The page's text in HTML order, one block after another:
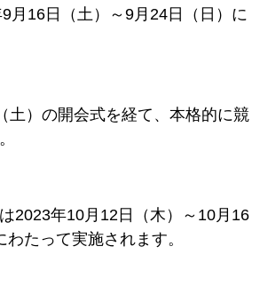
月16日（土）～9月24日（日）に
土）の開会式を経て、本格的に競
2023年10月12日（木）～10月16
わたって実施されます。